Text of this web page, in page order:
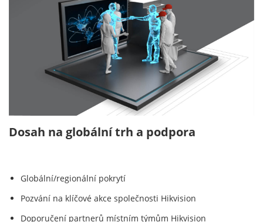
Dosah na globální trh a podpora
Globální/regionální pokrytí
Pozvání na klíčové akce společnosti Hikvision
Doporučení partnerů místním týmům Hikvision